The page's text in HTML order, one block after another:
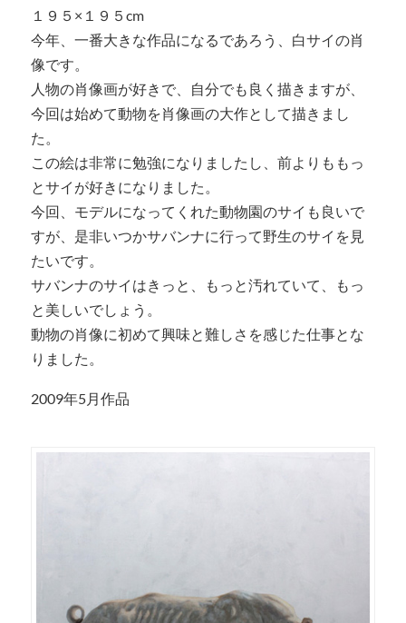
１９５×１９５cm
今年、一番大きな作品になるであろう、白サイの肖
像です。
人物の肖像画が好きで、自分でも良く描きますが、
今回は始めて動物を肖像画の大作として描きまし
た。
この絵は非常に勉強になりましたし、前よりももっ
とサイが好きになりました。
今回、モデルになってくれた動物園のサイも良いで
すが、是非いつかサバンナに行って野生のサイを見
たいです。
サバンナのサイはきっと、もっと汚れていて、もっ
と美しいでしょう。
動物の肖像に初めて興味と難しさを感じた仕事とな
りました。
2009年5月作品